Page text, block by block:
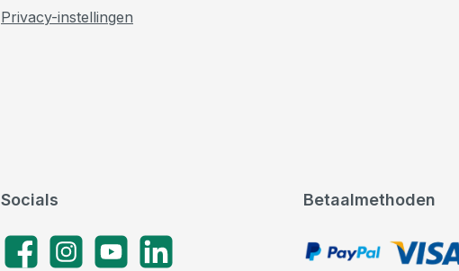
Privacy-instellingen
Betaalmethoden
Socials
FacebookInstagramYouTubeLinkedIn